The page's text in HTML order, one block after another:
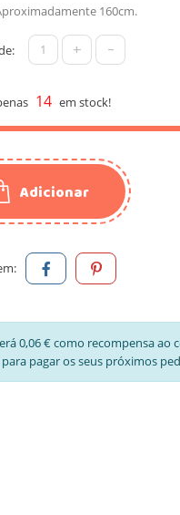
160cm.
+ -
14 em stock!
Adicionar
0,06 € como recompensa
pagar os seus próximos